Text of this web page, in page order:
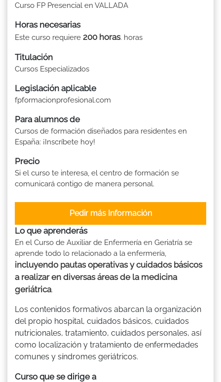
Curso FP Presencial en VALLADA
Horas necesarias
Este curso requiere 200 horas. horas
Titulación
Cursos Especializados
Legislación aplicable
fpformacionprofesional.com
Para alumnos de
Cursos de formación diseñados para residentes en
España: ¡Inscríbete hoy!
Precio
Si el curso te interesa, el centro de formación se
comunicará contigo de manera personal.
Pedir más Información
Lo que aprenderás
En el Curso de Auxiliar de Enfermería en Geriatría se
aprende todo lo relacionado a la enfermería,
incluyendo pautas operativas y cuidados básicos
a realizar en diversas áreas de la medicina
geriátrica.
Los contenidos formativos abarcan la organización
del propio hospital, cuidados básicos, cuidados
nutricionales, tratamiento, cuidados personales, así
como localización y tratamiento de enfermedades
comunes y síndromes geriátricos.
Curso que se dirige a